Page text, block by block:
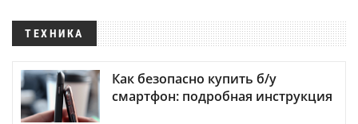
ТЕХНИКА
Как безопасно купить б/у
смартфон: подробная инструкция